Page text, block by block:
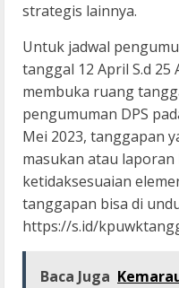
strategis lainnya.
Untuk jadwal
tanggal 12 April S.d 25
membuka ruang
pengumuman DPS
Mei 2023, tanggapan
masukan atau
ketidaksesuaian
tanggapan bisa di
https://s.id/
Baca Juga